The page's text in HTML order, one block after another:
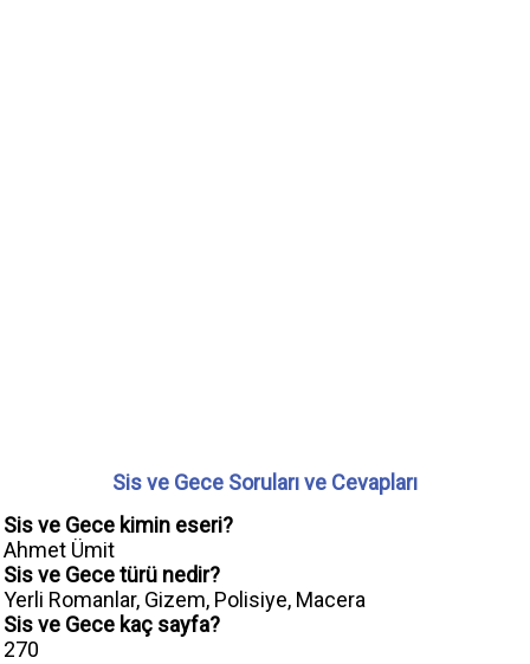
Sis ve Gece Soruları ve Cevapları
Sis ve Gece kimin eseri?
Ahmet Ümit
Sis ve Gece türü nedir?
Yerli Romanlar, Gizem, Polisiye, Macera
Sis ve Gece kaç sayfa?
270